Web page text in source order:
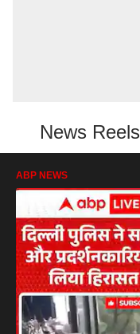
News Reels
ABP NEWS